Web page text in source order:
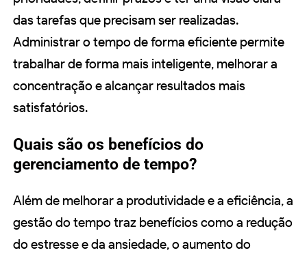
das tarefas que precisam ser realizadas.
Administrar o tempo de forma eficiente permite
trabalhar de forma mais inteligente, melhorar a
concentração e alcançar resultados mais
satisfatórios.
Quais são os benefícios do
gerenciamento de tempo?
Além de melhorar a produtividade e a eficiência, a
gestão do tempo traz benefícios como a redução
do estresse e da ansiedade, o aumento do